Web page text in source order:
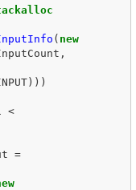
( new
,
)))
<
=